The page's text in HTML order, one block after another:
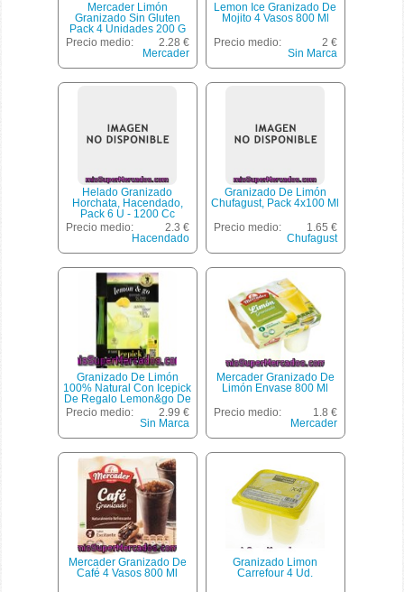
Mercader Limón
Granizado Sin Gluten
Pack 4 Unidades 200 G
Envase 800 Ml
Precio medio:
2.28 €
Mercader
Lemon Ice Granizado De
Mojito 4 Vasos 800 Ml
Precio medio:
2 €
Sin Marca
Helado Granizado
Horchata, Hacendado,
Pack 6 U - 1200 Cc
Precio medio:
2.3 €
Hacendado
Granizado De Limón
Chufagust, Pack 4x100 Ml
Precio medio:
1.65 €
Chufagust
Granizado De Limón
100% Natural Con Icepick
De Regalo Lemon&go De
Doño 6 Unidades De 250
Gramos
Precio medio:
2.99 €
Sin Marca
Mercader Granizado De
Limón Envase 800 Ml
Precio medio:
1.8 €
Mercader
Mercader Granizado De
Café 4 Vasos 800 Ml
Granizado Limon
Carrefour 4 Ud.